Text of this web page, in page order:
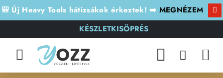
🎒 Új Heavy Tools hátizsákok érkeztek! ➡️ MEGNÉZEM
KÉSZLETKISÖPRÉS